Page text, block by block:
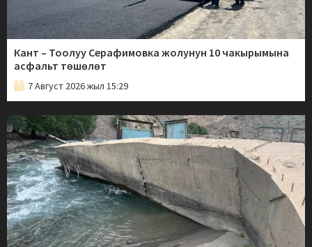
Кант – Тоолуу Серафимовка жолунун 10 чакырымына
асфальт төшөлөт
7 Август 2026 жыл 15:29